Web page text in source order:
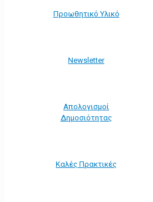
Προωθητικό Υλικό
Νewsletter
Απολογισμοί
Δημοσιότητας
Καλές Πρακτικές